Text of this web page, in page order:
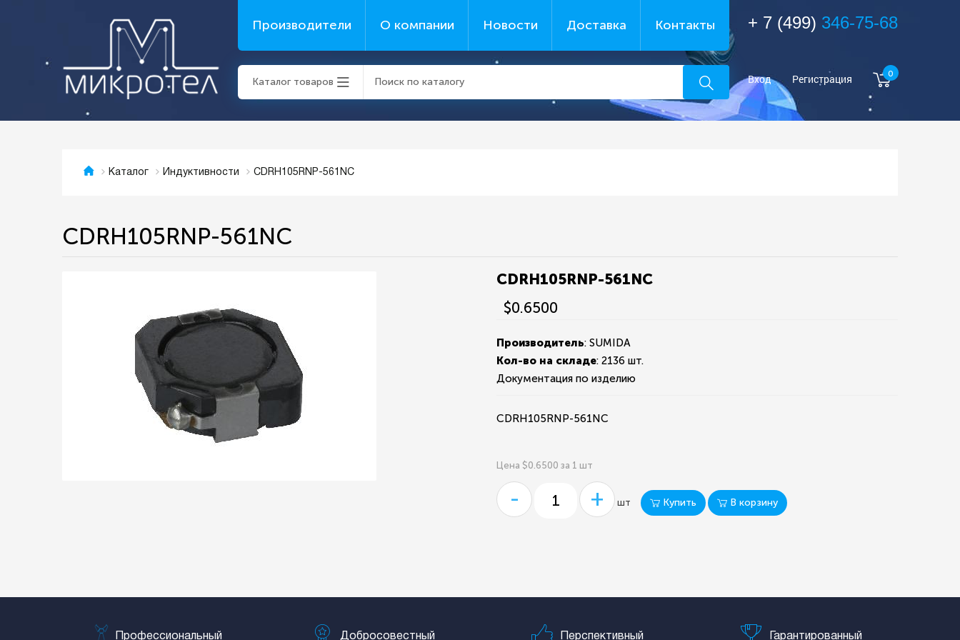
Производители О компании Новости Доставка Контакты
Каталог товаров
+ 7 (499) 346-75-68
Вход Регистрация 0
Каталог Индуктивности CDRH105RNP-561NC
CDRH105RNP-561NC
CDRH105RNP-561NC
$0.6500
Производитель: SUMIDA
Кол-во на складе:2136 шт.
Документация по изделию
CDRH105RNP-561NC
Цена $0.6500 за 1 шт
- + шт Купить В корзину
Профессиональный Добросовестный Перспективный Гарантированный